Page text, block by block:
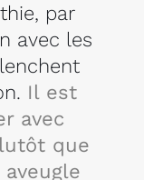
par
avec les
Il est
avec
que